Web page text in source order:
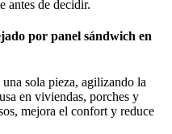
antes de decidir.
por panel sándwich en
sola pieza, agilizando la
en viviendas, porches y
mejora el confort y reduce